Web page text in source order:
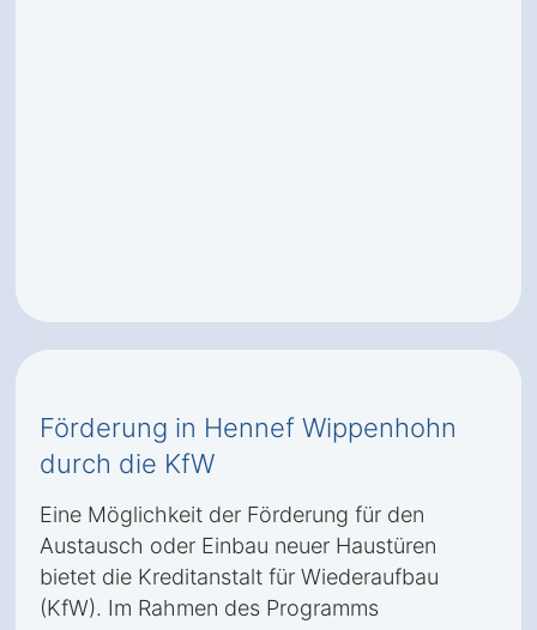
Förderung in Hennef Wippenhohn
durch die KfW
Eine Möglichkeit der Förderung für den
Austausch oder Einbau neuer Haustüren
bietet die Kreditanstalt für Wiederaufbau
(KfW). Im Rahmen des Programms